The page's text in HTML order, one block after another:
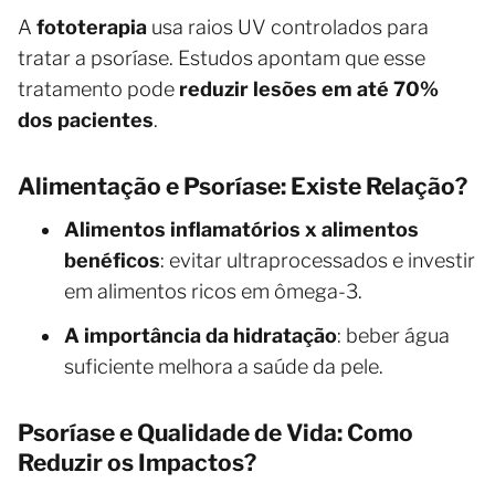
A fototerapia usa raios UV controlados para
tratar a psoríase. Estudos apontam que esse
tratamento pode reduzir lesões em até 70%
dos pacientes.
Alimentação e Psoríase: Existe Relação?
Alimentos inflamatórios x alimentos
benéficos: evitar ultraprocessados e investir
em alimentos ricos em ômega-3.
A importância da hidratação: beber água
suficiente melhora a saúde da pele.
Psoríase e Qualidade de Vida: Como
Reduzir os Impactos?